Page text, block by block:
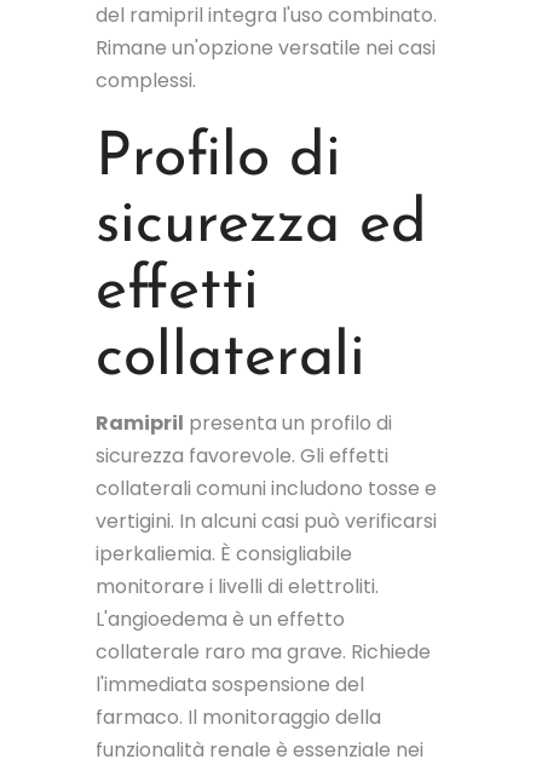
del ramipril integra l'uso combinato.
Rimane un'opzione versatile nei casi
complessi.
Profilo di
sicurezza ed
effetti
collaterali
Ramipril presenta un profilo di
sicurezza favorevole. Gli effetti
collaterali comuni includono tosse e
vertigini. In alcuni casi può verificarsi
iperkaliemia. È consigliabile
monitorare i livelli di elettroliti.
L'angioedema è un effetto
collaterale raro ma grave. Richiede
l'immediata sospensione del
farmaco. Il monitoraggio della
funzionalità renale è essenziale nei